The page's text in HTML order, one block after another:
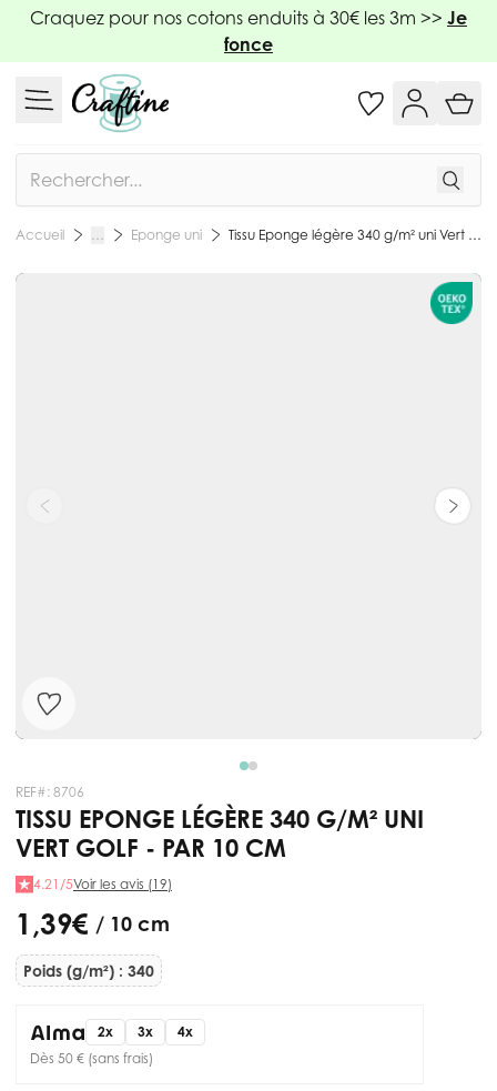
Allez au contenu
Craquez pour nos cotons enduits à 30€ les 3m >> Je
fonce
Accueil … Eponge uni Tissu Eponge légère 340 g/m² uni Vert golf - Par 10 cm
REF#: 8706
TISSU EPONGE LÉGÈRE 340 G/M² UNI
VERT GOLF - PAR 10 CM
4.21/5Voir les avis (19)
1,39 € / 10 cm
Poids (g/m²) : 340
2x 3x
4x
Dès 50 € (sans frais)